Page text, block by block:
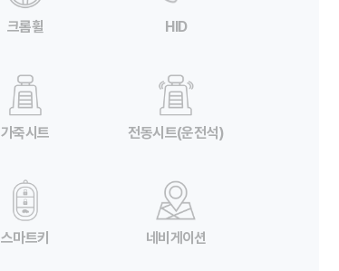
크롬휠 HID
가죽시트 전동시트(운전석)
스마트키 네비게이션